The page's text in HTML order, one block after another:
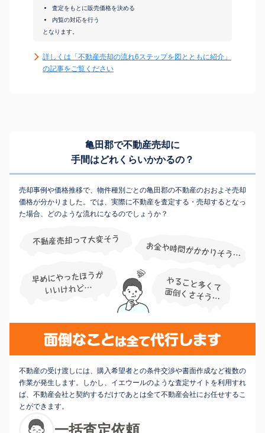
査定をもとに販売価格を決める
内覧の対応を行う
となります。
詳しくは「不動産売却の流れ6ステップを図とともに紹介」
の記事をご覧ください
亀田郡で不動産売却に
手間はどれくらいかかるの？
売却事例や価格推移で、物件種別ごとの亀田郡の不動産のおおよそ売却
価格が分かりました。では、実際に不動産を査定する・売却するとなっ
た場合、どのような流れになるのでしょうか？
不動産の受け渡しには、購入希望者との条件交渉や書面作成など複数の
作業が発生します。しかし、イエウールのような査定サイトを利用すれ
ば、不動産会社と契約するだけであとは全て不動産会社にお任せするこ
とができます。
一括査定依頼